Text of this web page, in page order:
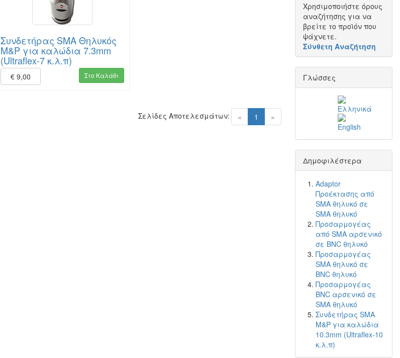
Συνδετήρας SMA Θηλυκός
M&P για καλώδια 7.3mm
(Ultraflex-7 κ.λ.π)
€ 9,00 Στο Καλάθι
« 1 (current)
»
Σελίδες Αποτελεσμάτων:
Χρησιμοποιήστε όρους
αναζήτησης για να
βρείτε το προϊόν που
ψάχνετε.
Σύνθετη Αναζήτηση
Γλώσσες
Δημοφιλέστερα
Adaptor
Προέκτασης από
SMA θηλυκό σε
SMA θηλυκό
Προσαρμογέας
από SMA αρσενικό
σε BNC θηλυκό
Προσαρμογέας
SMA θηλυκό σε
BNC θηλυκό
Προσαρμογέας
BNC αρσενικό σε
SMA θηλυκό
Συνδετήρας SMA
M&P για καλώδια
10.3mm (Ultraflex-10
κ.λ.π)